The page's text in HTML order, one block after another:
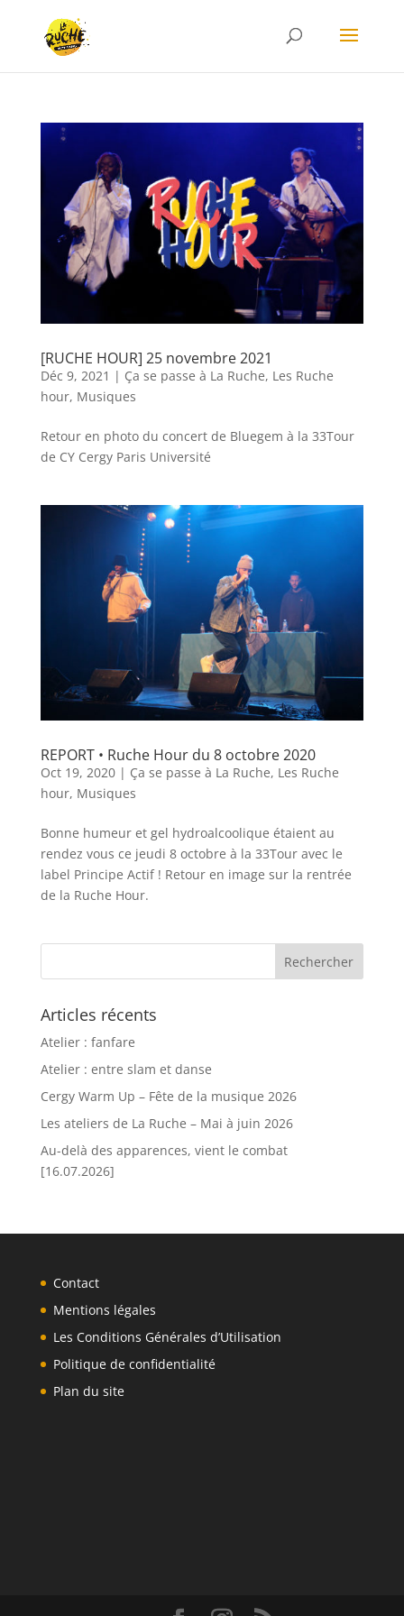
[RUCHE HOUR] 25 novembre 2021
Déc 9, 2021 | Ça se passe à La Ruche, Les Ruche
hour, Musiques
Retour en photo du concert de Bluegem à la 33Tour
de CY Cergy Paris Université
REPORT • Ruche Hour du 8 octobre 2020
Oct 19, 2020| Ça se passe à La Ruche, Les Ruche
hour, Musiques
Bonne humeur et gel hydroalcoolique étaient au
rendez vous ce jeudi 8 octobre à la 33Tour avec le
label Principe Actif ! Retour en image sur la rentrée
de la Ruche Hour.
Articles récents
Atelier : fanfare
Atelier : entre slam et danse
Cergy Warm Up – Fête de la musique 2026
Les ateliers de La Ruche – Mai à juin 2026
Au-delà des apparences, vient le combat
[16.07.2026]
Contact
Mentions légales
Les Conditions Générales d’Utilisation
Politique de confidentialité
Plan du site